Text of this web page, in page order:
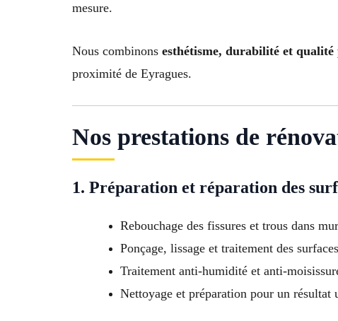
mesure.
Nous combinons esthétisme, durabilité et qualité
proximité de Eyragues.
Nos prestations de
1. Préparation et réparation des
Rebouchage des fissures et trous dans
Ponçage, lissage et traitement des
Traitement anti-humidité et anti-
Nettoyage et préparation pour un résultat